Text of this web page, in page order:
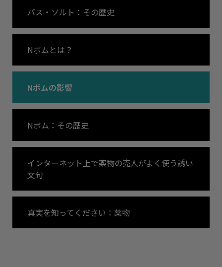
バス・ソルト：その歴史
Nボムとは？
Nボムの影響
Nボム：その歴史
インターネット上で薬物の売人がよく使う誘い
文句
真実を知ってください：薬物